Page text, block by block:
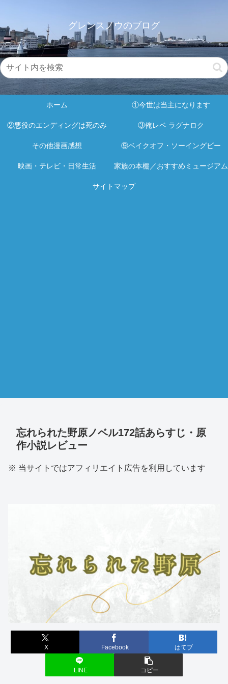
グレンスノウのブログ
ホーム ①今世は当主になります
②悪役のエンディングは死のみ ③俺レベ ラグナロク
その他漫画感想 ⑨ベイクオフ・ソーイングビー
映画・テレビ・日常生活 家族の本棚／おすすめミュージアム
サイトマップ
忘れられた野原ノベル172話あらすじ・原
作小説レビュー
※ 当サイトではアフィリエイト広告を利用しています
X Facebook はてブ
LINE コピー